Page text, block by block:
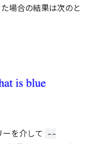
場合の結果は次のと
ーを介して
--